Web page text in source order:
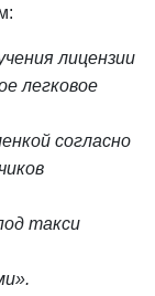
лицензии
легковое
согласно
такси